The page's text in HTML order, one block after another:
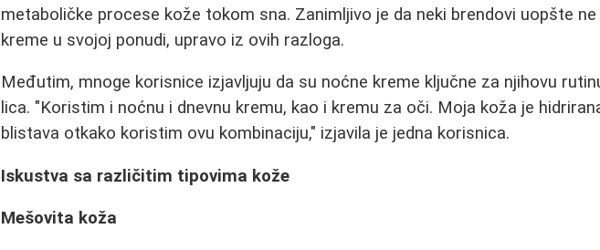
metaboličke procese kože tokom sna. Zanimljivo je da neki brendovi uopšte ne
kreme u svojoj ponudi, upravo iz ovih razloga.
Međutim, mnoge korisnice izjavljuju da su noćne kreme ključne za njihovu
lica. "Koristim i noćnu i dnevnu kremu, kao i kremu za oči. Moja koža je
blistava otkako koristim ovu kombinaciju," izjavila je jedna korisnica.
Iskustva sa različitim tipovima kože
Mešovita koža